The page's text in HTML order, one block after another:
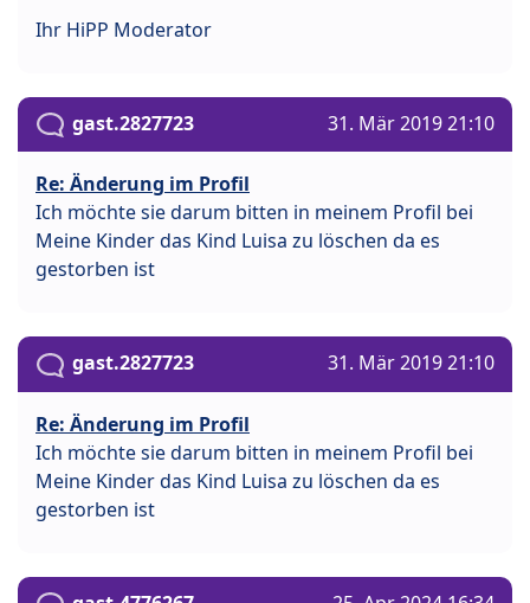
Ihr HiPP Moderator
gast.2827723 31. Mär 2019 21:10
Re: Änderung im Profil
Ich möchte sie darum bitten in meinem Profil bei
Meine Kinder das Kind Luisa zu löschen da es
gestorben ist
gast.2827723 31. Mär 2019 21:10
Re: Änderung im Profil
Ich möchte sie darum bitten in meinem Profil bei
Meine Kinder das Kind Luisa zu löschen da es
gestorben ist